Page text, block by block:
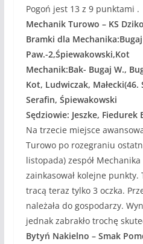
Pogoń jest 13 z 9 punktami .
Mechanik Turowo – KS
Bramki dla Mechanika:Bugaj
Paw.-2,Śpiewakowski,Kot
Mechanik:Bak- Bugaj W.,
Kot, Ludwiczak, Małecki(46.
Serafin, Śpiewakowski
Sędziowie: Jeszke, Fiedurek
Na trzecie miejsce
Turowo po rozegraniu
listopada) zespół Mechanika
zainkasował kolejne
tracą teraz tylko 3 oczka.
należała do gospodarzy.
jednak zabrakło trochę
Bytyń Nakielno – Smak